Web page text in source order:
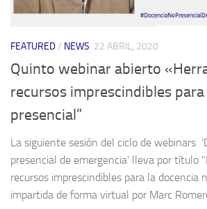
FEATURED/ NEWS 22 ABRIL, 2020
Quinto webinar abierto
recursos imprescindibles
presencial”
La siguiente sesión del ciclo de webinars
presencial de emergencia’ lleva por título
recursos imprescindibles para la docencia
impartida de forma virtual por Marc